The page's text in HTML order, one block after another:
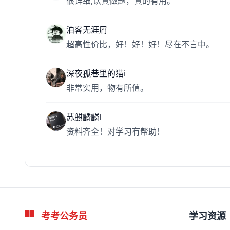
泊客无涯屑
超高性价比，好！好！好！尽在不言中。
深夜孤巷里的猫i
非常实用，物有所值。
苏麒麟麟l
资料齐全！对学习有帮助！
考考公务员 学习资源